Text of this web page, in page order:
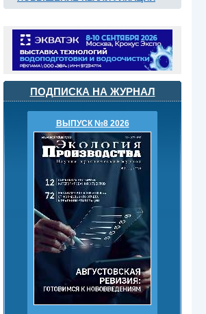
ПОДПИСКА НА ЖУРНАЛ
ВЫПУСК №8 2026